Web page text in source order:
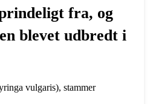
fra, og
blevet udbredt i
vulgaris), stammer